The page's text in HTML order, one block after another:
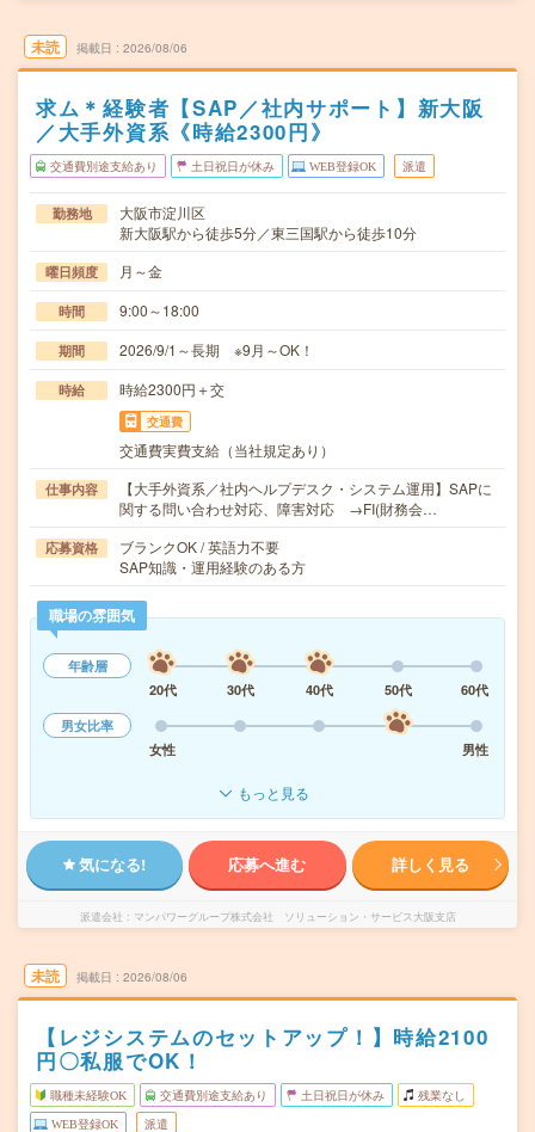
未読 掲載日 2026/08/06
求ム＊経験者【SAP／社内サポート】新大阪
／大手外資系《時給2300円》
交通費別途支給あり 土日祝日が休み WEB登録OK 派遣
勤務地
大阪市淀川区
新大阪駅から徒歩5分／東三国駅から徒歩10分
曜日頻度 月～金
時間 9:00～18:00
期間 2026/9/1～長期 ※9月～OK！
時給 時給2300円＋交
交通費
交通費実費支給（当社規定あり）
仕事内容
【大手外資系／社内ヘルプデスク・システム運用】SAPに
関する問い合わせ対応、障害対応 →FI(財務会…
応募資格
ブランクOK / 英語力不要
SAP知識・運用経験のある方
職場の雰囲気
年齢層
20代
30代 40代 50代
60代
男女比率
女性
男性
もっと見る
気になる! 応募へ進む 詳しく見る
派遣会社 マンパワーグループ株式会社 ソリューション・サービス大阪支店
未読 掲載日 2026/08/06
【レジシステムのセットアップ！】時給2100
円〇私服でOK！
職種未経験OK 交通費別途支給あり 土日祝日が休み 残業なし
WEB登録OK 派遣